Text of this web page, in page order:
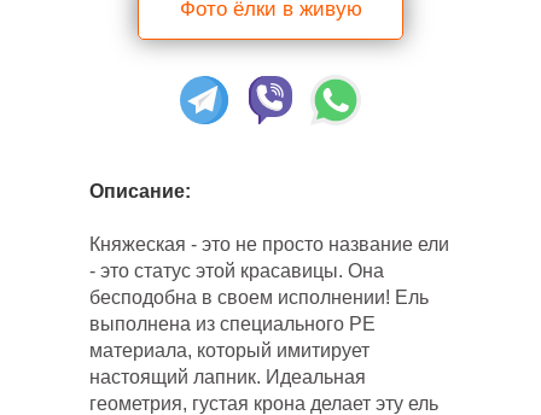
Описание:
Княжеская - это не просто название ели
- это статус этой красавицы. Она
бесподобна в своем исполнении! Ель
выполнена из специального PE
материала, который имитирует
настоящий лапник. Идеальная
геометрия, густая крона делает эту ель
Фото ёлки в живую